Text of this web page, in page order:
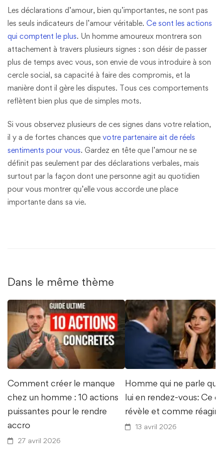
Les déclarations d’amour, bien qu’importantes, ne sont pas
les seuls indicateurs de l’amour véritable. Ce sont les actions
qui comptent le plus. Un homme amoureux montrera son
attachement à travers plusieurs signes : son désir de passer
plus de temps avec vous, son envie de vous introduire à son
cercle social, sa capacité à faire des compromis, et la
manière dont il gère les disputes. Tous ces comportements
reflètent bien plus que de simples mots.
Si vous observez plusieurs de ces signes dans votre relation,
il y a de fortes chances que votre partenaire ait de réels
sentiments pour vous. Gardez en tête que l’amour ne se
définit pas seulement par des déclarations verbales, mais
surtout par la façon dont une personne agit au quotidien
pour vous montrer qu’elle vous accorde une place
importante dans sa vie​.
Dans le même thème
Comment créer le manque
chez un homme : 10 actions
puissantes pour le rendre
accro
27 avril 2026
Homme qui ne parle
lui en rendez-vous: Ce
révèle et comme réagir
13 avril 2026